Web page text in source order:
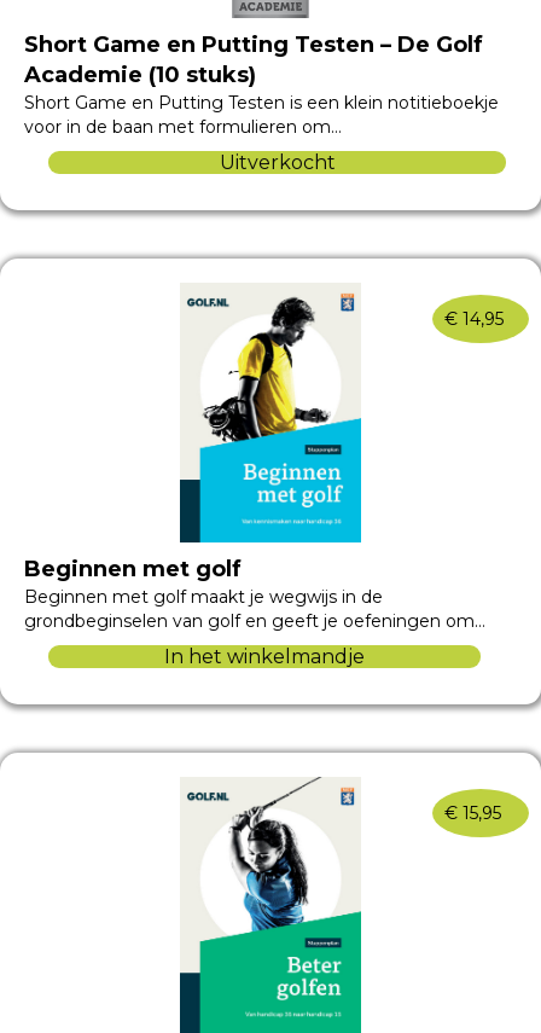
Short Game en Putting Testen – De Golf
Academie (10 stuks)
Short Game en Putting Testen is een klein notitieboekje
voor in de baan met formulieren om…
Uitverkocht
€ 14,95
Beginnen met golf
Beginnen met golf maakt je wegwijs in de
grondbeginselen van golf en geeft je oefeningen om…
In het winkelmandje
€ 15,95